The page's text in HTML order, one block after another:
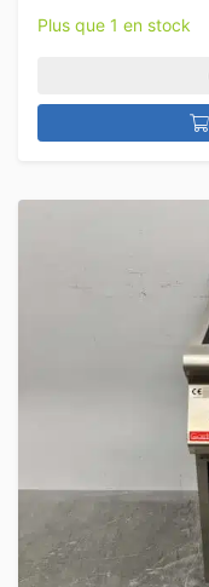
Plus que 1 en stock